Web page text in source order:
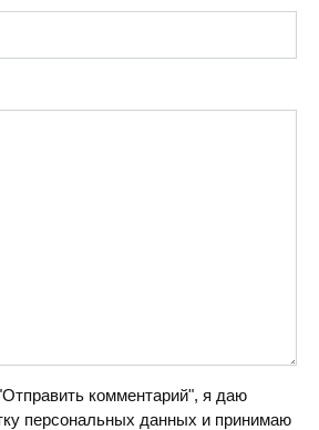
комментарий", я даю
персональных данных и принимаю